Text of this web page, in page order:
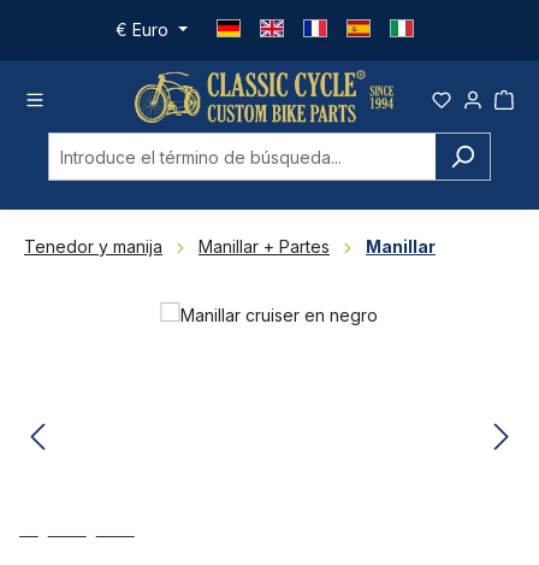
Saltar al contenido principal
€ Euro
Tenedor y manija Manillar + Partes Manillar
Omitir galería de imágenes